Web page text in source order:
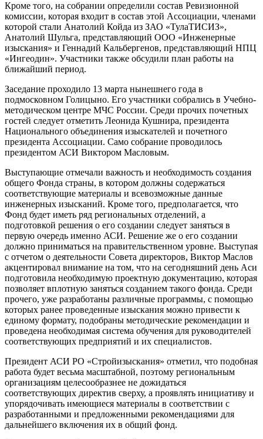
Кроме того, на собрании определили состав Ревизионной
комиссии, которая входит в состав этой Ассоциации, членами
которой стали Анатолий Койда из ЗАО «ТулаТИСИЗ»,
Анатолий Шульга, представляющий ООО «Инженерные
изыскания» и Геннадий Кальбергенов, представляющий НПЦ
«Ингеодин». Участники также обсудили план работы на
ближайший период.
Заседание проходило 13 марта нынешнего года в
подмосковном Голицыно. Его участники собрались в Учебно-
методическом центре МЧС России. Среди прочих почетных
гостей следует отметить Леонида Кушнира, президента
Национального объединения изыскателей и почетного
президента Ассоциации. Само собрание проводилось
президентом АСИ Виктором Масловым.
Выступающие отмечали важность и необходимость создания
общего Фонда страны, в котором должны содержаться
соответствующие материалы и всевозможные данные
инженерных изысканий. Кроме того, предполагается, что
Фонд будет иметь ряд региональных отделений, а
подготовкой решения о его создании следует заняться в
первую очередь именно АСИ. Решение же о его создании
должно приниматься на правительственном уровне. Выступая
с отчетом о деятельности Совета директоров, Виктор Маслов
акцентировал внимание на том, что на сегодняшний день Аси
подготовила необходимую проектную документацию, которая
позволяет вплотную заняться созданием такого фонда. Среди
прочего, уже разработаны различные программы, с помощью
которых ранее проведенные изыскания можно привести к
единому формату, подобраны методические рекомендации и
проведена необходимая система обучения для руководителей
соответствующих предприятий и их специалистов.
Президент АСИ РО «Стройизыскания» отметил, что подобная
работа будет весьма масштабной, поэтому региональным
организациям целесообразнее не дожидаться
соответствующих директив сверху, а проявлять инициативу и
упорядочивать имеющиеся материалы в соответствии с
разработанными и предложенными рекомендациями для
дальнейшего включения их в общий фонд.